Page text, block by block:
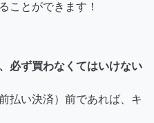
ことができます！
必ず買わなくてはいけない
払い決済）前であれば、キ